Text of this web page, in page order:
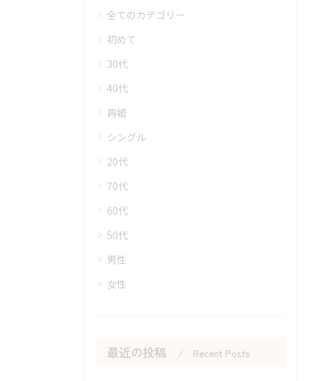
全てのカテゴリー
初めて
30代
40代
再婚
シングル
20代
70代
60代
50代
男性
女性
最近の投稿 Recent Posts